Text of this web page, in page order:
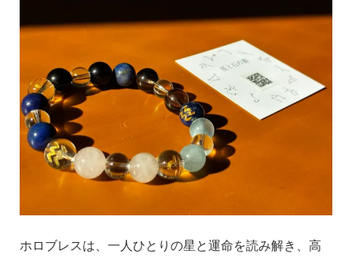
ホロブレスは、一人ひとりの星と運命を読み解き、高